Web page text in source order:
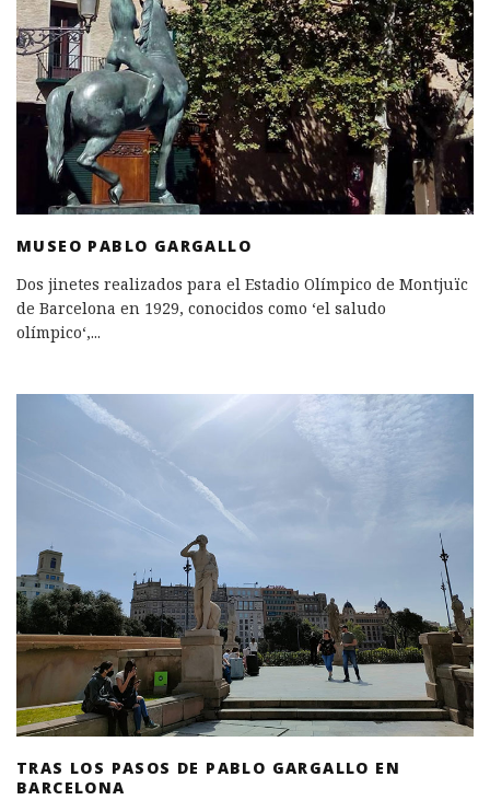
MUSEO PABLO GARGALLO
Dos jinetes realizados para el Estadio Olímpico de Montjuïc
de Barcelona en 1929, conocidos como ‘el saludo
olímpico‘,...
TRAS LOS PASOS DE PABLO GARGALLO EN
BARCELONA